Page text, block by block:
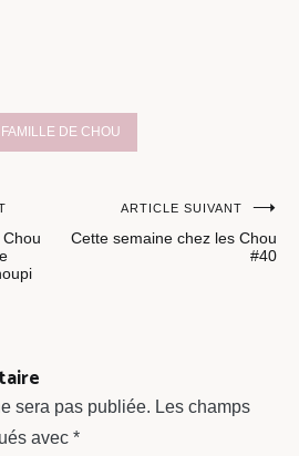
DE CHOU
ARTICLE SUIVANT
Cette semaine chez les Chou
#40
sera pas publiée. Les champs
avec *